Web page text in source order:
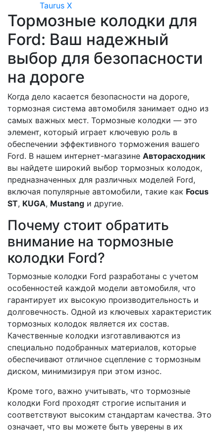
Taurus X
Тормозные колодки для
Ford: Ваш надежный
выбор для безопасности
на дороге
Когда дело касается безопасности на дороге,
тормозная система автомобиля занимает одно из
самых важных мест. Тормозные колодки — это
элемент, который играет ключевую роль в
обеспечении эффективного торможения вашего
Ford. В нашем интернет-магазине Авторасходник
вы найдете широкий выбор тормозных колодок,
предназначенных для различных моделей Ford,
включая популярные автомобили, такие как Focus
ST, KUGA, Mustang и другие.
Почему стоит обратить
внимание на тормозные
колодки Ford?
Тормозные колодки Ford разработаны с учетом
особенностей каждой модели автомобиля, что
гарантирует их высокую производительность и
долговечность. Одной из ключевых характеристик
тормозных колодок является их состав.
Качественные колодки изготавливаются из
специально подобранных материалов, которые
обеспечивают отличное сцепление с тормозным
диском, минимизируя при этом износ.
Кроме того, важно учитывать, что тормозные
колодки Ford проходят строгие испытания и
соответствуют высоким стандартам качества. Это
означает, что вы можете быть уверены в их